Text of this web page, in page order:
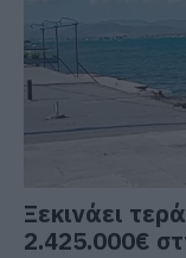
Ξεκινάει
2.425.000€